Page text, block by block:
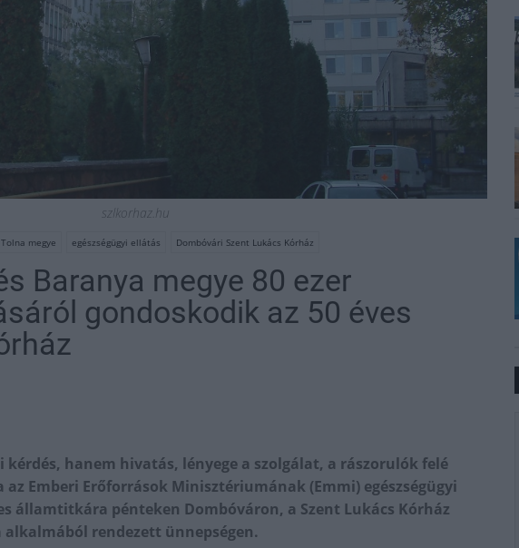
szlkorhaz.hu
Tolna megye egészségügyi ellátás Dombóvári Szent Lukács Kórház
Baranya megye 80 ezer
gondoskodik az 50 éves
kérdés, hanem hivatás, lényege a szolgálat, a rászorulók felé
Emberi Erőforrások Minisztériumának (Emmi) egészségügyi
államtitkára pénteken Dombóváron, a Szent Lukács Kórház
rendezett ünnepségen.